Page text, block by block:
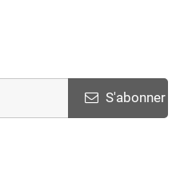
S'abonner